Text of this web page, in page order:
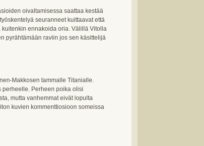
oivaltamisessa saattaa kestää
seuranneet kuittaavat että
ennakoida oria. Välillä Vitolla
pyrähtämään raviin jos sen käsittelijä
Makkosen tammalle Titanialle.
perheelle. Perheen poika olisi
mutta vanhemmat eivät lopulta
kuvien kommenttiosioon someissa